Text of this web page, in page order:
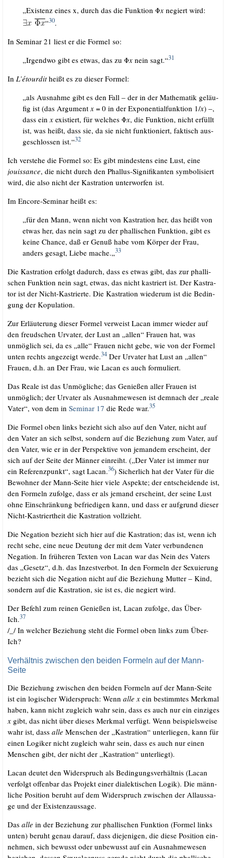
„Exis­tenz eines x, durch das die Funk­ti­on Φxnegiert wird:
“30.
In Semi­nar 21 liest er die For­mel so:
„Irgend­wo gibt es etwas, das zu Φxnein sagt.“31
In L’é­tour­ditheißt es zu die­ser Formel:
„als Aus­nah­me gibt es den Fall – der in der Mathe­ma­tik geläu­
fig ist (das Argu­ment x= 0 in der Expo­nen­ti­al­funk­ti­on 1/​x) –,
dass ein xexis­tiert, für wel­ches Φx, die Funk­ti­on, nicht erfüllt
ist, was heißt, dass sie, da sie nicht funk­tio­niert, fak­tisch aus­
ge­schlos­sen ist.“32
Ich ver­ste­he die For­mel so: Es gibt min­des­tens eine Lust, eine
jouis­sance, die nicht durch den Phal­lus-Signi­fi­kan­ten sym­bo­li­siert
wird, die also nicht der Kas­tra­ti­on unter­wor­fen ist.
Im Enco­re-Semi­nar heißt es:
„für den Mann, wenn nicht von Kas­tra­ti­on her, das heißt von
etwas her, das nein sagt zu der phal­li­schen Funk­ti­on, gibt es
kei­ne Chan­ce, daß er Genuß habe vom Kör­per der Frau,
anders gesagt, Lie­be mache.„33
Die Kas­tra­ti­on erfolgt dadurch, dass es etwas gibt, das zur phal­li­
schen Funk­ti­on nein sagt, etwas, das nicht kas­triert ist. Der Kas­tra­
tor ist der Nicht-Kas­trier­te. Die Kas­tra­ti­on wie­der­um ist die Bedin­
gung der Kopulation.
Zur Erläu­te­rung die­ser For­mel ver­weist Lacan immer wie­der auf
den freud­schen Urva­ter, der Lust an „allen“ Frau­en hat, was
unmög­lich sei, da es „alle“ Frau­en nicht gebe, wie von der For­mel
unten rechts ange­zeigt wer­de.34Der Urva­ter hat Lust an „allen“
Frau­en, d.h. an Der Frau, wie Lacan es auch formuliert.
Das Rea­le ist das Unmög­li­che; das Genie­ßen aller Frau­en ist
unmög­lich; der Urva­ter als Aus­nah­me­we­sen ist dem­nach der „rea­le
Vater“, von dem in Semi­nar 17 die Rede war.35
Die For­mel oben links bezieht sich also auf den Vater, nicht auf
den Vater an sich selbst, son­dern auf die Bezie­hung zum Vater, auf
den Vater, wie er in der Per­spek­ti­ve von jeman­dem erscheint, der
sich auf der Sei­te der Män­ner ein­reiht. („Der Vater ist immer nur
ein Refe­renz­punkt“, sagt Lacan.36) Sicher­lich hat der Vater für die
Bewoh­ner der Mann-Sei­te hier vie­le Aspek­te; der ent­schei­den­de ist,
den For­meln zufol­ge, dass er als jemand erscheint, der sei­ne Lust
ohne Ein­schrän­kung befrie­di­gen kann, und dass er auf­grund die­ser
Nicht-Kas­triert­heit die Kas­tra­ti­on vollzieht.
Die Nega­ti­on bezieht sich hier auf die Kas­tra­ti­on; das ist, wenn ich
recht sehe, eine neue Deu­tung der mit dem Vater ver­bun­de­nen
Nega­ti­on. In frü­he­ren Tex­ten von Lacan war das Nein des Vaters
das „Gesetz“, d.h. das Inzest­ver­bot. In den For­meln der Sexu­ie­rung
bezieht sich die Nega­ti­on nicht auf die Bezie­hung Mut­ter – Kind,
son­dern auf die Kas­tra­ti­on, sie ist es, die negiert wird.
Der Befehl zum rei­nen Genie­ßen ist, Lacan zufol­ge, das Über-
Ich.37
/​_​/​ In wel­cher Bezie­hung steht die For­mel oben links zum Über-
Ich?
Verhältnis zwischen den beiden Formeln auf der Mann-
Seite
Die Bezie­hung zwi­schen den bei­den For­meln auf der Mann-Sei­te
ist ein logi­scher Wider­spruch: Wenn alle xein bestimm­tes Merk­mal
haben, kann nicht zugleich wahr sein, dass es auch nur ein ein­zi­ges
xgibt, das nicht über die­ses Merk­mal ver­fügt. Wenn bei­spiels­wei­se
wahr ist, dass alle Men­schen der „Kas­tra­ti­on“ unter­lie­gen, kann für
einen Logi­ker nicht zugleich wahr sein, dass es auch nur einen
Men­schen gibt, der nicht der „Kas­tra­ti­on“ unterliegt).
Lacan deu­tet den Wider­spruch als Bedin­gungs­ver­hält­nis (Lacan
ver­folgt offen­bar das Pro­jekt einer dia­lek­ti­schen Logik). Die männ­
li­che Posi­ti­on beruht auf dem Wider­spruch zwi­schen der All­aus­sa­
ge und der Existenzaussage.
Das alle in der Bezie­hung zur phal­li­schen Funk­ti­on (For­mel links
unten) beruht genau dar­auf, dass die­je­ni­gen, die die­se Posi­ti­on ein­
neh­men, sich bewusst oder unbe­wusst auf ein Aus­nah­me­we­sen